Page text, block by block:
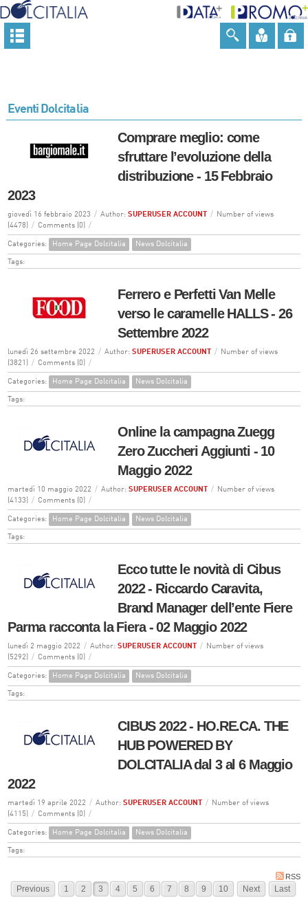
Eventi Dolcitalia
Comprare meglio: come
sfruttare l’evoluzione della
distribuzione - 15 Febbraio
2023
giovedì 16 febbraio 2023 / Author: SUPERUSER ACCOUNT /
Number of views
(4478)
/ Comments (0) /
Categories: Home Page Dolcitalia News Dolcitalia
Tags:
Ferrero e Perfetti Van Melle
verso le caramelle HALLS - 26
Settembre 2022
lunedì 26 settembre 2022 / Author: SUPERUSER ACCOUNT /
Number of views
(3821)
/ Comments (0) /
Categories: Home Page Dolcitalia News Dolcitalia
Tags:
Online la campagna Zuegg
Zero Zuccheri Aggiunti - 10
Maggio 2022
martedì 10 maggio 2022 / Author: SUPERUSER ACCOUNT /
Number of views
(4133)
/ Comments (0) /
Categories: Home Page Dolcitalia News Dolcitalia
Tags:
Ecco tutte le novità di Cibus
2022 - Riccardo Caravita,
Brand Manager dell’ente Fiere
Parma racconta la Fiera - 02 Maggio 2022
lunedì 2 maggio 2022 / Author: SUPERUSER ACCOUNT /
Number of views
(5292)
/ Comments (0) /
Categories: Home Page Dolcitalia News Dolcitalia
Tags:
CIBUS 2022 - HO.RE.CA. THE
HUB POWERED BY
DOLCITALIA dal 3 al 6 Maggio
2022
martedì 19 aprile 2022 / Author: SUPERUSER ACCOUNT /
Number of views
(4115)
/ Comments (0) /
Categories: Home Page Dolcitalia News Dolcitalia
Tags:
RSS
Previous 1 2 3 4 5 6 7 8 9 10 Next Last